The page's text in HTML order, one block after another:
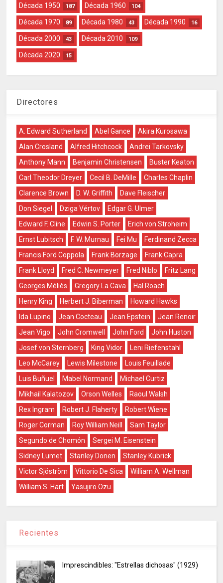
Década 1950 187 Década 1960 104
Década 1970 89 Década 1980 43 Década 1990 16
Década 2000 43 Década 2010 109
Década 2020 15
Directores
A. Edward Sutherland Abel Gance
Akira Kurosawa
Alan Crosland
Alfred Hitchcock
Andrei Tarkovsky
Anthony Mann
Benjamin Christensen
Buster Keaton
Carl Theodor Dreyer
Cecil B. DeMille
Charles Chaplin
Clarence Brown
D. W. Griffith
Dave Fleischer
Don Siegel
Dziga Vértov
Edgar G. Ulmer
Edward F. Cline
Edwin S. Porter
Erich von Stroheim
Ernst Lubitsch
F. W. Murnau Fei Mu
Ferdinand Zecca
Francis Ford Coppola
Frank Borzage
Frank Capra
Frank Lloyd
Fred C. Newmeyer Fred Niblo
Fritz Lang
Georges Méliès
Gregory La Cava
Hal Roach
Henry King
Herbert J. Biberman
Howard Hawks
Ida Lupino
Jean Cocteau Jean Epstein
Jean Renoir
Jean Vigo
John Cromwell John Ford
John Huston
Josef von Sternberg
King Vidor
Leni Riefenstahl
Leo McCarey
Lewis Milestone
Louis Feuillade
Luis Buñuel
Mabel Normand
Michael Curtiz
Mikhail Kalatozov
Orson Welles
Raoul Walsh
Rex Ingram
Robert J. Flaherty
Robert Wiene
Roger Corman
Roy William Neill
Sam Taylor
Segundo de Chomón
Sergei M. Eisenstein
Sidney Lumet
Stanley Donen
Stanley Kubrick
Victor Sjöström
Vittorio De Sica
William A. Wellman
William S. Hart
Yasujiro Ozu
Recientes
Imprescindibles: "Estrellas dichosas" (1929)